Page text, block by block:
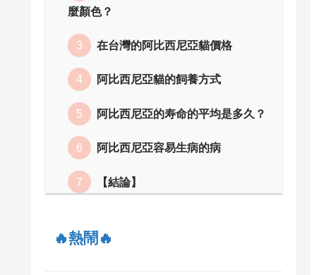
麼顏色？
在台灣的阿比西尼亞貓價格
阿比西尼亞貓的飼養方式
阿比西尼亞的寿命的平均是多久？
阿比西尼亞容易生病的病
【結論】
🔥熱鬧🔥